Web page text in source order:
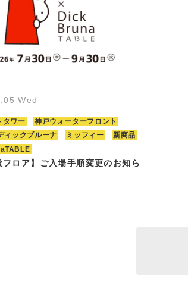
Wed
タワー
神戸ウォーターフロント
ィックブルーナ ミッフィー
新商品
フロア】ご入場手順変更のお知ら